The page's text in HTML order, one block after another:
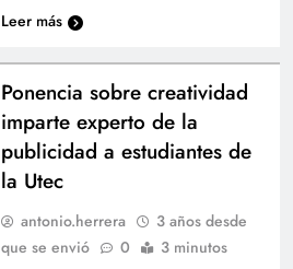
Leer más
Ponencia sobre creatividad
imparte experto de la
publicidad a estudiantes de
la Utec
antonio.herrera
3 años desde
que se envió
0 3 minutos